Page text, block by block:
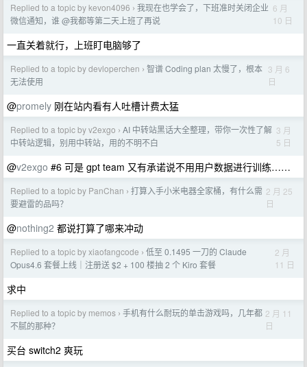
Replied to a topic by kevon4096 › 我现在也学会了，下班准时关闭企业
微信通知，谁 @我都等第二天上班了再说
6 月
10 日
一直关着就行，上班盯电脑够了
Replied to a topic by devloperchen › 智谱 Coding plan 太慢了，根本
无法使用
3 月 6
日
@promely 刚在站内看有人吐槽计费太猛
Replied to a topic by v2exgo › AI 中转站黑话大全整理，带你一次性了解
中转站逻辑，别用中转站，用的不明不白
3 月
5 日
@v2exgo #6 可是 gpt team 又有承诺说不用用户数据进行训练……
Replied to a topic by PanChan › 打算入手小米电器全家桶，有什么需
要避雷的品吗？
2 月 25
日
@nothing2 都说打算了哪来冲动
Replied to a topic by xiaofangcode › 低至 0.1495 一刀的 Claude
Opus4.6 套餐上线｜注册送 $2 + 100 楼抽 2 个 Kiro 套餐
2 月
11 日
求中
Replied to a topic by memos › 手机有什么耐玩的单击游戏吗，几年都
不腻的那种？
2 月 11
日
买台 switch2 爽玩